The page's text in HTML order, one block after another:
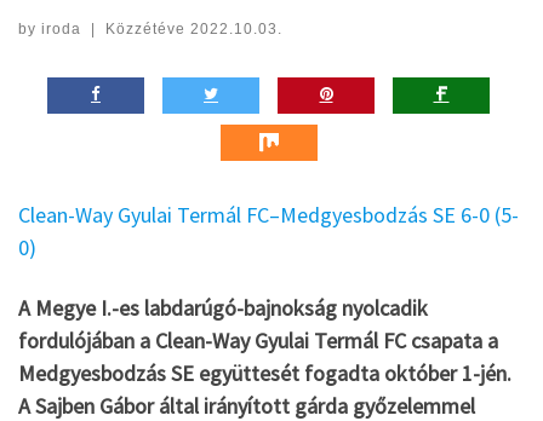
by iroda | Közzétéve 2022.10.03.
Clean-Way Gyulai Termál FC–Medgyesbodzás SE 6-0 (5-
0)
A Megye I.-es labdarúgó-bajnokság nyolcadik
fordulójában a Clean-Way Gyulai Termál FC csapata a
Medgyesbodzás SE együttesét fogadta október 1-jén.
A Sajben Gábor által irányított gárda győzelemmel